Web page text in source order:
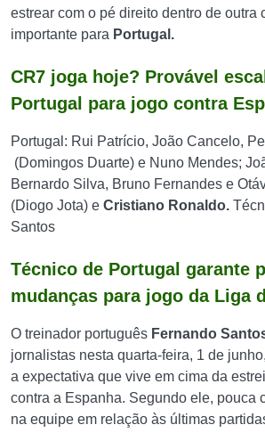
estrear com o pé direito dentro de outra
importante para Portugal.
CR7 joga hoje? Provável
Portugal para jogo contra
Portugal: Rui Patrício, João Cancelo,
(Domingos Duarte) e Nuno Mendes;
Bernardo Silva, Bruno Fernandes e
(Diogo Jota) e Cristiano Ronaldo.
Santos
Técnico de Portugal garante
mudanças para jogo da Liga
O treinador português Fernando
jornalistas nesta quarta-feira, 1 de
a expectativa que vive em cima da
contra a Espanha. Segundo ele, pouca
na equipe em relação às últimas